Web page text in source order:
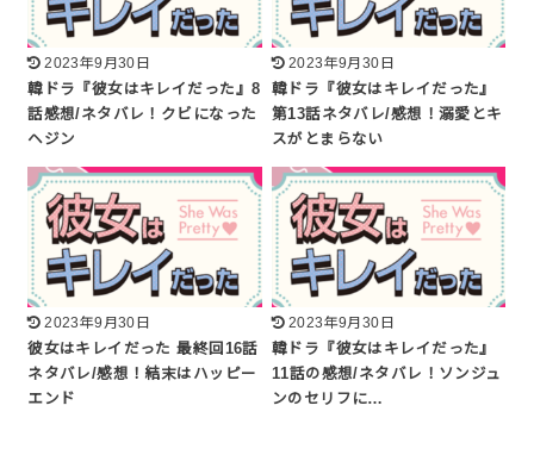
2023年9月30日
韓ドラ『彼女はキレイだった』8
話感想/ネタバレ！クビになった
ヘジン
2023年9月30日
韓ドラ『彼女はキレイだった』
第13話ネタバレ/感想！溺愛とキ
スがとまらない
2023年9月30日
彼女はキレイだった 最終回16話
ネタバレ/感想！結末はハッピー
エンド
2023年9月30日
韓ドラ『彼女はキレイだった』
11話の感想/ネタバレ！ソンジュ
ンのセリフに…